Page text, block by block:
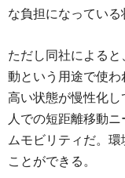
な負担になっている
ただし同社による
動という用途で使
高い状態が慢性化
人での短距離移動
ムモビリティだ。
ことができる。